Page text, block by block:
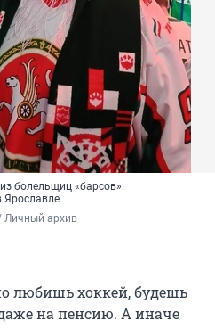
болельщиц «барсов».
Ярославле
Личный архив
любишь хоккей, будешь
на пенсию. А иначе